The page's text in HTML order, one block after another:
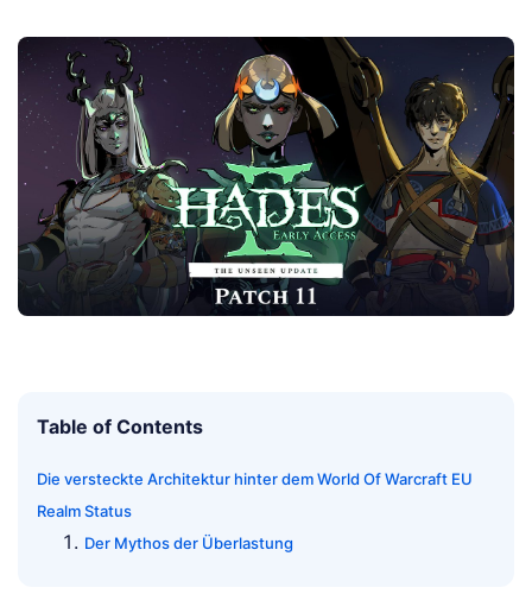
Table of Contents
Die versteckte Architektur hinter dem World Of Warcraft EU
Realm Status
Der Mythos der Überlastung